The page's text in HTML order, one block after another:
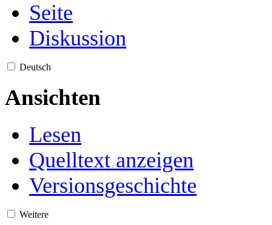
Seite
Diskussion
Deutsch
Ansichten
Lesen
Quelltext anzeigen
Versionsgeschichte
Weitere